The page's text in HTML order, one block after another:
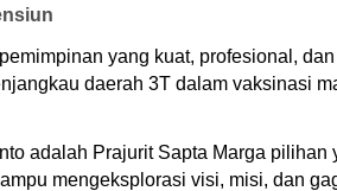
yang kuat, profesional,
daerah 3T dalam vaksinasi
adalah Prajurit Sapta Marga pilihan
mengeksplorasi visi, misi, dan